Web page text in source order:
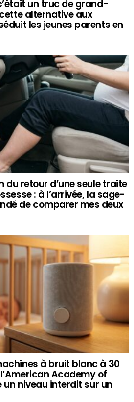
un truc de grand-
alternative aux
les jeunes parents en
du retour d’une seule traite
: à l’arrivée, la sage-
de comparer mes deux
à bruit blanc à 30
Academy of
un niveau interdit sur un